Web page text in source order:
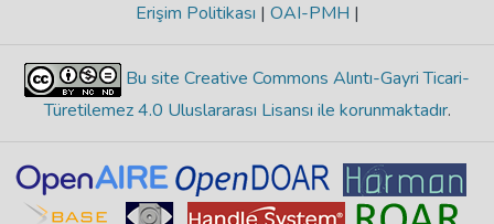
Erişim Politikası | OAI-PMH |
Bu site Creative Commons Alıntı-Gayri Ticari-
Türetilemez 4.0 Uluslararası Lisansı ile korunmaktadır.